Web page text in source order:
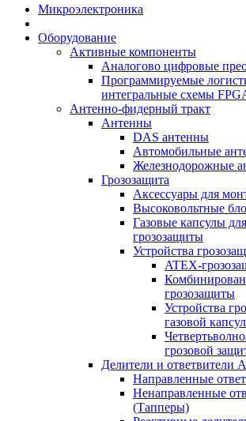
Микроэлектроника
Оборудование
Активные компоненты
Аналогово цифровые
Программируемые
интегральные схемы
Антенно-фидерный тракт
Антенны
DAS антенны
Автомобильные
Железнодорожные
Грозозащита
Аксессуары для
Высоковольтные
Газовые капсулы
грозозащиты
Устройства
ATEX-
грозозащиты
Устройства
газовой
грозовой
Делители и ответвители
Направленные
Ненаправленные
(Тапперы)